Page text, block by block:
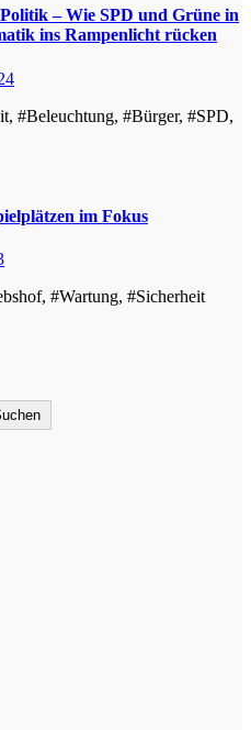
– Wie SPD und Grüne in
ins Rampenlicht rücken
im Fokus
#Wartung, #Sicherheit